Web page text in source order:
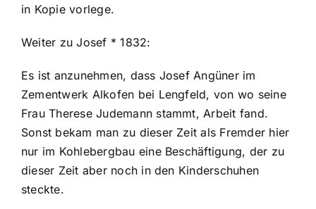
in Kopie vorlege.
Weiter zu Josef * 1832:
Es ist anzunehmen, dass Josef Angüner im
Zementwerk Alkofen bei Lengfeld, von wo seine
Frau Therese Judemann stammt, Arbeit fand.
Sonst bekam man zu dieser Zeit als Fremder hier
nur im Kohlebergbau eine Beschäftigung, der zu
dieser Zeit aber noch in den Kinderschuhen
steckte.